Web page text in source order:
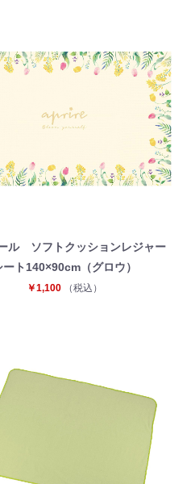
ル ソフトクッションレジャー
ート140×90cm（グロウ）
￥1,100 （税込）